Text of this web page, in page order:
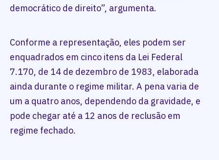
democrático de direito”, argumenta.
Conforme a representação, eles podem ser
enquadrados em cinco itens da Lei Federal
7.170, de 14 de dezembro de 1983, elaborada
ainda durante o regime militar. A pena varia de
um a quatro anos, dependendo da gravidade, e
pode chegar até a 12 anos de reclusão em
regime fechado.